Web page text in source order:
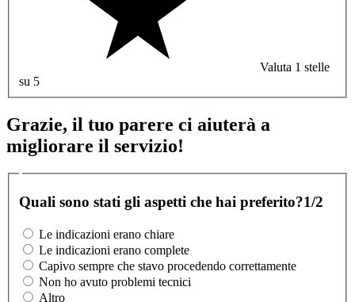
Valuta 1 stelle
su 5
Grazie, il tuo parere ci aiuterà a
migliorare il servizio!
Quali sono stati gli aspetti che hai preferito?1/2
Le indicazioni erano chiare
Le indicazioni erano complete
Capivo sempre che stavo procedendo correttamente
Non ho avuto problemi tecnici
Altro